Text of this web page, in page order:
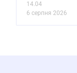
14.04
6 серпня 2026